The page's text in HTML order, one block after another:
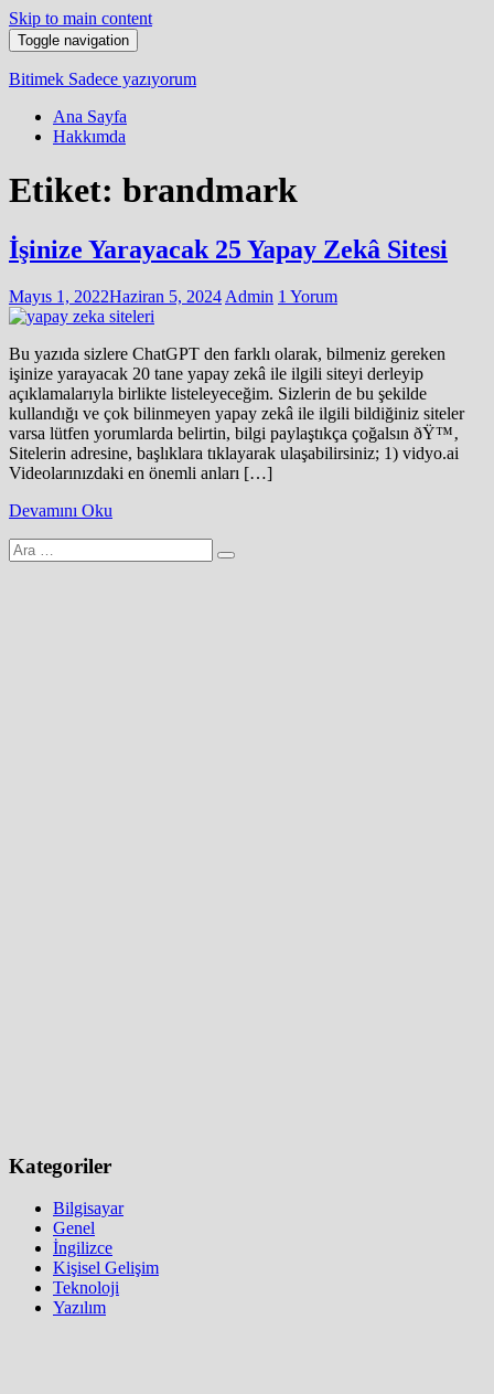
Skip to main content
Toggle navigation
Bitimek Sadece yazıyorum
Ana Sayfa
Hakkımda
Etiket: brandmark
İşinize Yarayacak 25 Yapay Zekâ Sitesi
Mayıs 1, 2022Haziran 5, 2024 Admin 1 Yorum
Bu yazıda sizlere ChatGPT den farklı olarak, bilmeniz gereken
işinize yarayacak 20 tane yapay zekâ ile ilgili siteyi derleyip
açıklamalarıyla birlikte listeleyeceğim. Sizlerin de bu şekilde
kullandığı ve çok bilinmeyen yapay zekâ ile ilgili bildiğiniz siteler
varsa lütfen yorumlarda belirtin, bilgi paylaştıkça çoğalsın ðŸ™‚
Sitelerin adresine, başlıklara tıklayarak ulaşabilirsiniz; 1) vidyo.ai
Videolarınızdaki en önemli anları […]
Devamını Oku
Arama
yap:
Kategoriler
Bilgisayar
Genel
İngilizce
Kişisel Gelişim
Teknoloji
Yazılım